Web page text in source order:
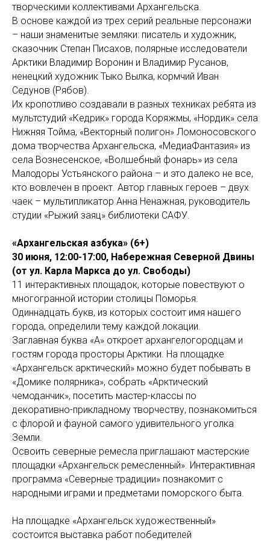
творческими коллективами Архангельска.
В основе каждой из трех серий реальные персонажи
– наши знаменитые земляки: писатель и художник,
сказочник Степан Писахов, полярные исследователи
Арктики Владимир Воронин и Владимир Русанов,
ненецкий художник Тыко Вылка, кормчий Иван
Седунов (Рябов).
Их кропотливо создавали в разных техниках ребята из
мультстудий «Кедрик» города Коряжмы, «Нордик» села
Нижняя Тойма, «Векторный полигон» Ломоносовского
дома творчества Архангельска, «МедиаФантазия» из
села Вознесенское, «Волшебный фонарь» из села
Малодоры Устьянского района – и это далеко не все,
кто вовлечен в проект. Автор главных героев – двух
чаек – мультипликатор Анна Ненажная, руководитель
студии «Рыжий заяц» библиотеки САФУ.
«Архангельская азбука» (6+)
30 июня, 12:00-17:00, Набережная Северной Двины
(от ул. Карла Маркса до ул. Свободы)
11 интерактивных площадок, которые повествуют о
многогранной истории столицы Поморья.
Одиннадцать букв, из которых состоит имя нашего
города, определили тему каждой локации.
Заглавная буква «А» откроет архангелогородцам и
гостям города просторы Арктики. На площадке
«Архангельск арктический» можно будет побывать в
«Домике полярника», собрать «Арктический
чемоданчик», посетить мастер-классы по
декоративно-прикладному творчеству, познакомиться
с флорой и фауной самого удивительного уголка
Земли.
Освоить северные ремесла приглашают мастерские
площадки «Архангельск ремесленный». Интерактивная
программа «Северные традиции» познакомит с
народными играми и предметами поморского быта.
На площадке «Архангельск художественный»
состоится выставка работ победителей